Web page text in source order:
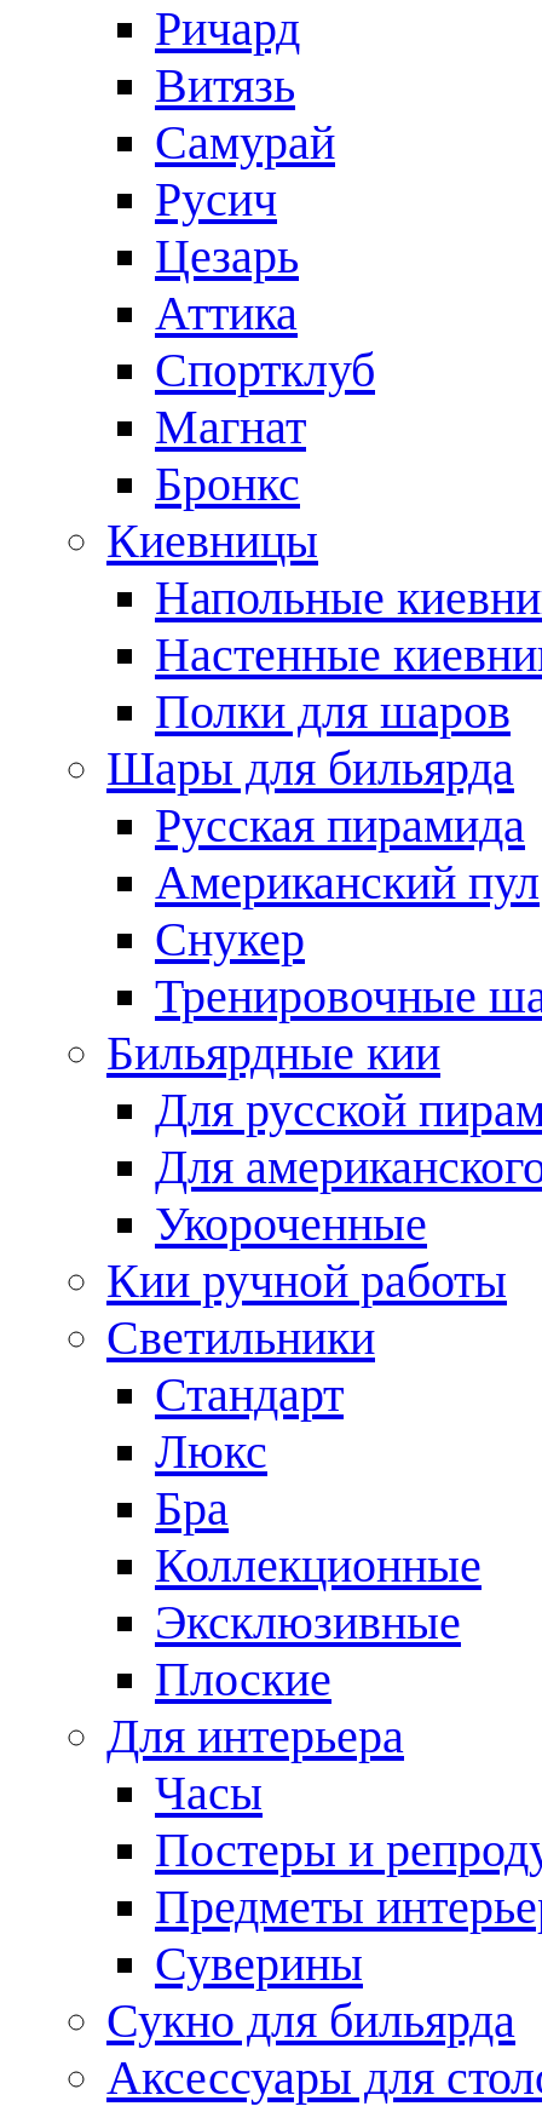
Ричард
Витязь
Самурай
Русич
Цезарь
Аттика
Спортклуб
Магнат
Бронкс
Киевницы
Напольные
Настенные
Полки для шаров
Шары для бильярда
Русская пирамида
Американский пул
Снукер
Тренировочные
Бильярдные кии
Для русской
Для
Укороченные
Кии ручной работы
Светильники
Стандарт
Люкс
Бра
Коллекционные
Эксклюзивные
Плоские
Для интерьера
Часы
Постеры и
Предметы
Суверины
Сукно для бильярда
Аксессуары для